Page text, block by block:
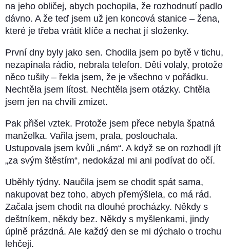
na jeho obličej, abych pochopila, že rozhodnutí padlo
dávno. A že teď jsem už jen koncová stanice – žena,
které je třeba vrátit klíče a nechat jí složenky.
První dny byly jako sen. Chodila jsem po bytě v tichu,
nezapínala rádio, nebrala telefon. Děti volaly, protože
něco tušily – řekla jsem, že je všechno v pořádku.
Nechtěla jsem lítost. Nechtěla jsem otázky. Chtěla
jsem jen na chvíli zmizet.
Pak přišel vztek. Protože jsem přece nebyla špatná
manželka. Vařila jsem, prala, poslouchala.
Ustupovala jsem kvůli „nám“. A když se on rozhodl jít
„za svým štěstím“, nedokázal mi ani podívat do očí.
Uběhly týdny. Naučila jsem se chodit spát sama,
nakupovat bez toho, abych přemýšlela, co má rád.
Začala jsem chodit na dlouhé procházky. Někdy s
deštníkem, někdy bez. Někdy s myšlenkami, jindy
úplně prázdná. Ale každý den se mi dýchalo o trochu
lehčeji.